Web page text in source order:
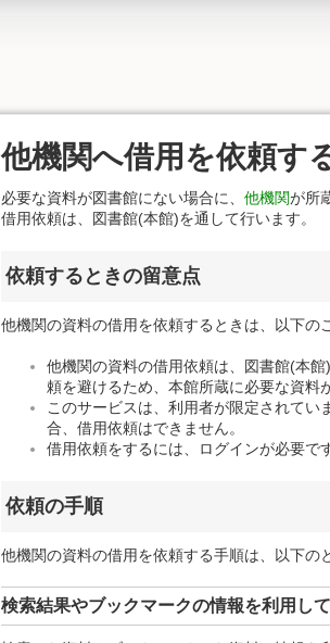
他機関へ借用を依頼す
必要な資料が図書館にない場合に、 他機関が所
借用依頼は、図書館(本館)を通して行います。
依頼するときの留意点
他機関の資料の借用を依頼するときは、以下の
他機関の資料の借用依頼は、図書館(本
頼を避けるため、本館所蔵に必要な資料
このサービスは、利用者が限定されて
合、借用依頼はできません。
借用依頼をするには、ログインが必要です
依頼の手順
他機関の資料の借用を依頼する手順は、以下の
検索結果やブックマークの情報を利用し